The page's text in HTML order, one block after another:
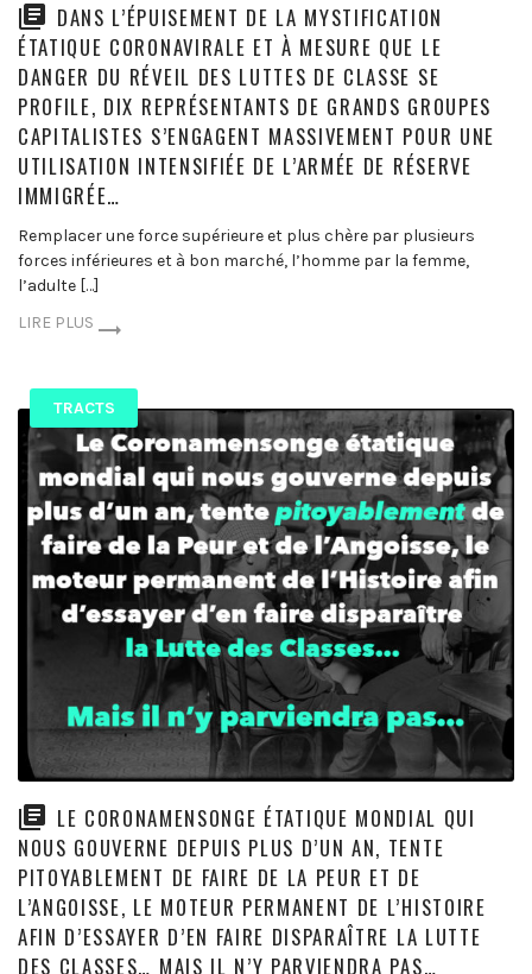
DANS L’ÉPUISEMENT DE LA MYSTIFICATION
ÉTATIQUE CORONAVIRALE ET À MESURE QUE LE
DANGER DU RÉVEIL DES LUTTES DE CLASSE SE
PROFILE, DIX REPRÉSENTANTS DE GRANDS GROUPES
CAPITALISTES S’ENGAGENT MASSIVEMENT POUR UNE
UTILISATION INTENSIFIÉE DE L’ARMÉE DE RÉSERVE
IMMIGRÉE…
Remplacer une force supérieure et plus chère par plusieurs
forces inférieures et à bon marché, l’homme par la femme,
l’adulte […]
LIRE PLUS
TRACTS
LE CORONAMENSONGE ÉTATIQUE MONDIAL QUI
NOUS GOUVERNE DEPUIS PLUS D’UN AN, TENTE
PITOYABLEMENT DE FAIRE DE LA PEUR ET DE
L’ANGOISSE, LE MOTEUR PERMANENT DE L’HISTOIRE
AFIN D’ESSAYER D’EN FAIRE DISPARAÎTRE LA LUTTE
DES CLASSES… MAIS IL N’Y PARVIENDRA PAS…